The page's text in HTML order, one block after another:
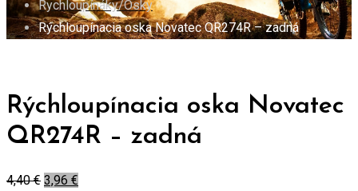
Rychloupínáky/Osky
Rýchloupínacia oska Novatec QR274R – zadná
Rýchloupínacia oska Novatec
QR274R – zadná
4,40€ 3,96 €